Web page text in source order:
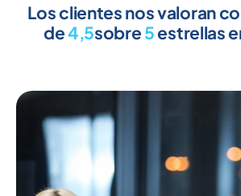
Los clientes nos valoran
de4,5sobre5estrellas